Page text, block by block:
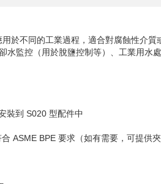
於不同的工業過程，適合對腐蝕性介
水監控（用於脫鹽控制等）、工業用水
裝到 S020 型配件中
ASME BPE 要求（如有需要，可提供